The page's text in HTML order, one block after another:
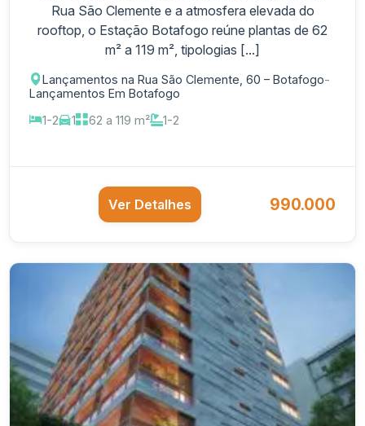
Rua São Clemente e a atmosfera elevada do
rooftop, o Estação Botafogo reúne plantas de 62
m² a 119 m², tipologias [...]
Lançamentos na Rua São Clemente, 60 – Botafogo-
Lançamentos Em Botafogo
1-2
1 62 a 119 m² 1-2
Ver Detalhes 990.000